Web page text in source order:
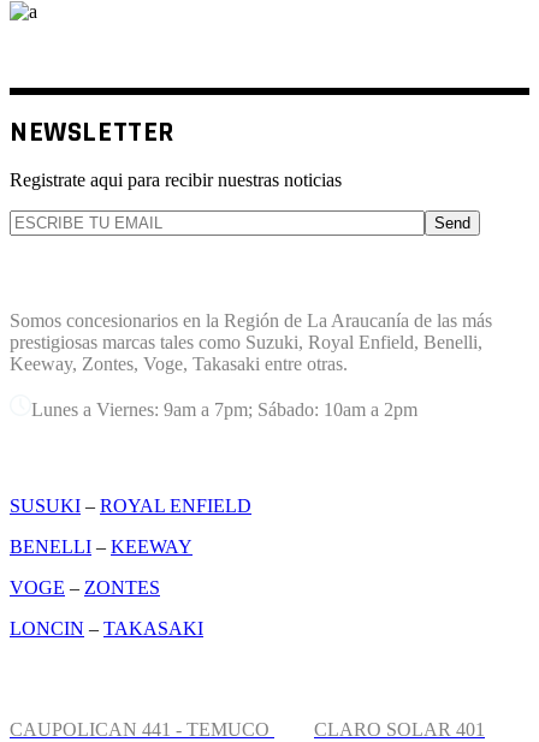
NEWSLETTER
Registrate aqui para recibir nuestras noticias
Send
Somos concesionarios en la Región de La Araucanía de las más
prestigiosas marcas tales como Suzuki, Royal Enfield, Benelli,
Keeway, Zontes, Voge, Takasaki entre otras.
Lunes a Viernes: 9am a 7pm; Sábado: 10am a 2pm
SUSUKI – ROYAL ENFIELD
BENELLI – KEEWAY
VOGE – ZONTES
LONCIN – TAKASAKI
CAUPOLICAN 441 - TEMUCO
CLARO SOLAR 401